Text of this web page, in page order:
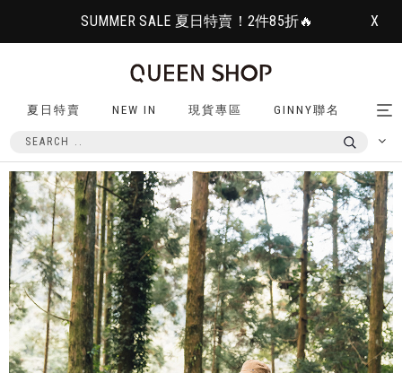
SUMMER SALE 夏日特賣！2件85折🔥 X
夏日特賣 NEW IN 現貨專區 GINNY聯名